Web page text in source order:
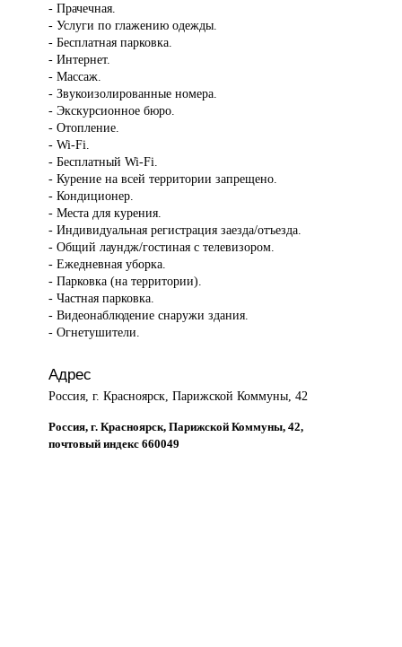
- Прачечная.
- Услуги по глажению одежды.
- Бесплатная парковка.
- Интернет.
- Массаж.
- Звукоизолированные номера.
- Экскурсионное бюро.
- Отопление.
- Wi-Fi.
- Бесплатный Wi-Fi.
- Курение на всей территории запрещено.
- Кондиционер.
- Места для курения.
- Индивидуальная регистрация заезда/отъезда.
- Общий лаундж/гостиная с телевизором.
- Ежедневная уборка.
- Парковка (на территории).
- Частная парковка.
- Видеонаблюдение снаружи здания.
- Огнетушители.
Адрес
Россия, г. Красноярск, Парижской Коммуны, 42
Россия, г. Красноярск, Парижской Коммуны, 42,
почтовый индекс 660049